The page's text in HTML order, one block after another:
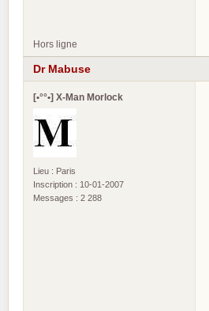
Hors ligne
Dr Mabuse
[•°°•] X-Man Morlock
Lieu : Paris
Inscription : 10-01-2007
Messages : 2 288